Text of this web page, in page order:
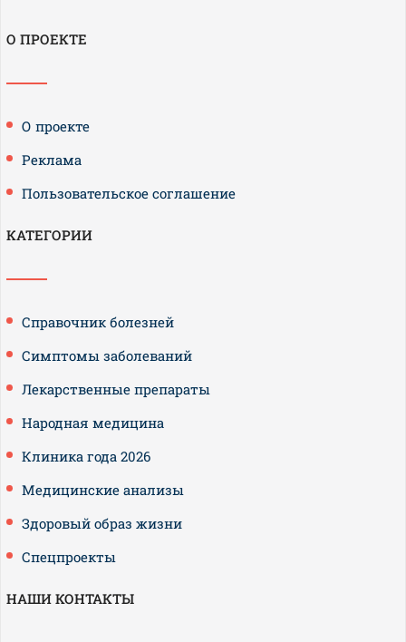
О ПРОЕКТЕ
О проекте
Реклама
Пользовательское соглашение
КАТЕГОРИИ
Справочник болезней
Симптомы заболеваний
Лекарственные препараты
Народная медицина
Клиника года 2026
Медицинские анализы
Здоровый образ жизни
Спецпроекты
НАШИ КОНТАКТЫ